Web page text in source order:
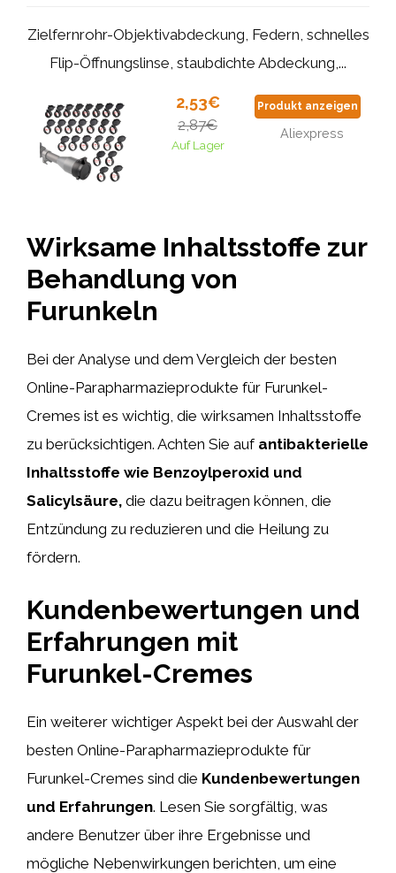
Zielfernrohr-Objektivabdeckung, Federn, schnelles
Flip-Öffnungslinse, staubdichte Abdeckung,...
2,53€
2,87€
Auf Lager
Produkt anzeigen
Aliexpress
Wirksame Inhaltsstoffe zur
Behandlung von
Furunkeln
Bei der Analyse und dem Vergleich der besten
Online-Parapharmazieprodukte für Furunkel-
Cremes ist es wichtig, die wirksamen Inhaltsstoffe
zu berücksichtigen. Achten Sie aufantibakterielle
Inhaltsstoffe wie Benzoylperoxid und
Salicylsäure, die dazu beitragen können, die
Entzündung zu reduzieren und die Heilung zu
fördern.
Kundenbewertungen und
Erfahrungen mit
Furunkel-Cremes
Ein weiterer wichtiger Aspekt bei der Auswahl der
besten Online-Parapharmazieprodukte für
Furunkel-Cremes sind die Kundenbewertungen
und Erfahrungen. Lesen Sie sorgfältig, was
andere Benutzer über ihre Ergebnisse und
mögliche Nebenwirkungen berichten, um eine